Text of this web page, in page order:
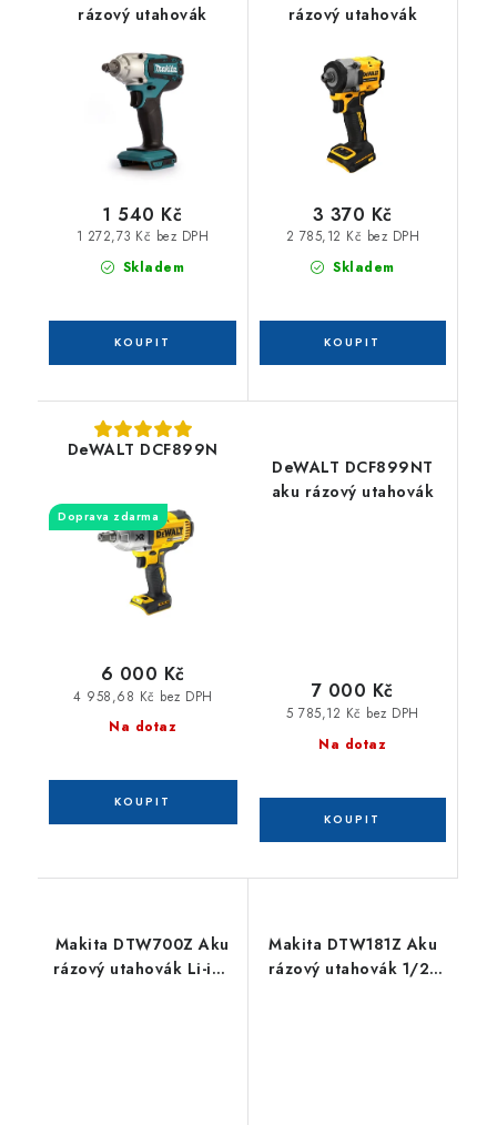
rázový utahovák
Skladem
1 272,73 Kč bez DPH
1 540 Kč
rázový utahovák
Skladem
2 785,12 Kč bez DPH
3 370 Kč
DeWALT DCF899N
Doprava zdarma
Na dotaz
4 958,68 Kč bez DPH
6 000 Kč
DeWALT DCF899NT
aku rázový utahovák
Na dotaz
5 785,12 Kč bez DPH
7 000 Kč
Makita DTW700Z Aku
rázový utahovák Li-ion
Makita DTW181Z Aku
rázový utahovák 1/2"